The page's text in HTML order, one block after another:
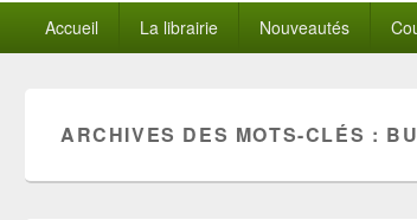
principalAccueil La librairie Nouveautés
ARCHIVES DES MOTS-CLÉS :